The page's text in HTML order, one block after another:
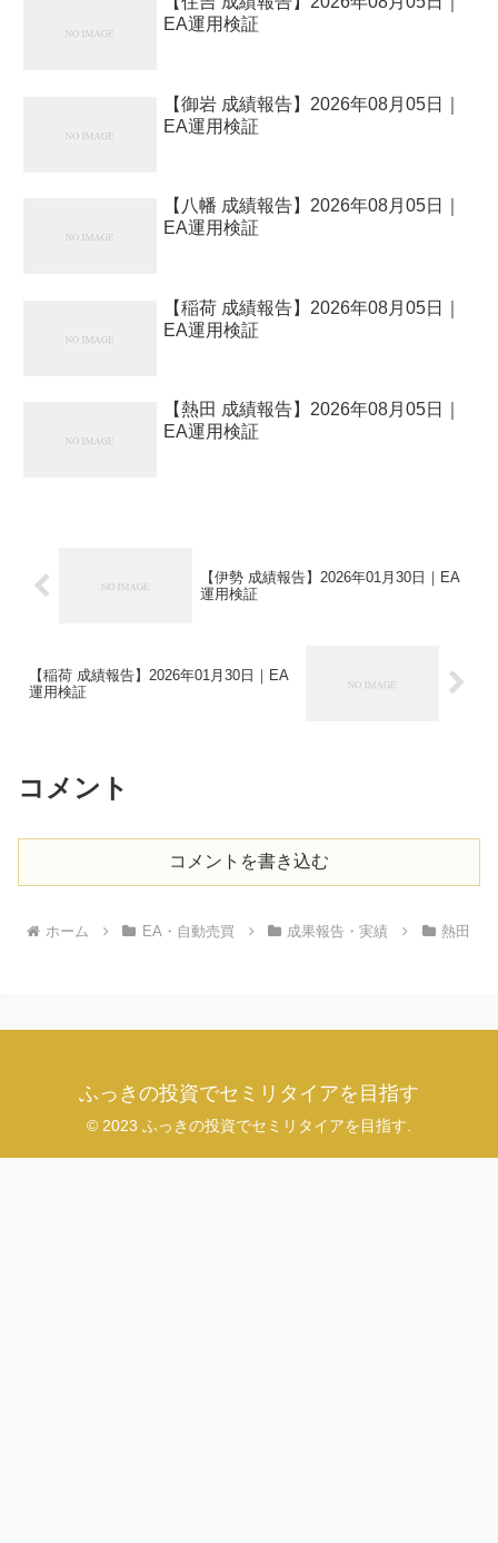
EA運用検証
【御岩 成績報告】2026年08月05日｜
EA運用検証
【八幡 成績報告】2026年08月05日｜
EA運用検証
【稲荷 成績報告】2026年08月05日｜
EA運用検証
【熱田 成績報告】2026年08月05日｜
EA運用検証
【伊勢 成績報告】2026年01月30日｜EA
運用検証
【稲荷 成績報告】2026年01月30日｜EA
運用検証
コメント
コメントを書き込む
ホーム EA・自動売買 成果報告・実績 熱田
ふっきの投資でセミリタイアを目指す
© 2023 ふっきの投資でセミリタイアを目指す.